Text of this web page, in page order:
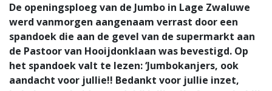
De openingsploeg van de Jumbo in Lage Zwaluwe
werd vanmorgen aangenaam verrast door een
spandoek die aan de gevel van de supermarkt aan
de Pastoor van Hooijdonklaan was bevestigd. Op
het spandoek valt te lezen: ‘Jumbokanjers, ook
aandacht voor jullie!! Bedankt voor jullie inzet,